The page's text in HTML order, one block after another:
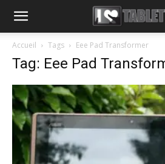
Accueil Tags Eee Pad Transformer
Tag: Eee Pad